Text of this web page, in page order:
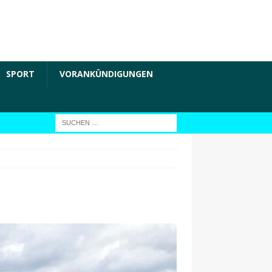
SPORT VORANKÜNDIGUNGEN